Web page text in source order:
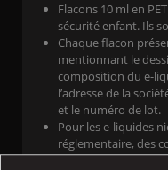
Flacons 10 ml en
sécurité enfant. Ils
Chaque flacon
mentionnant le
composition du e-
l’adresse de la
et le numéro de lot.
Pour les e-liquides
réglementaire, des
vignette tactile